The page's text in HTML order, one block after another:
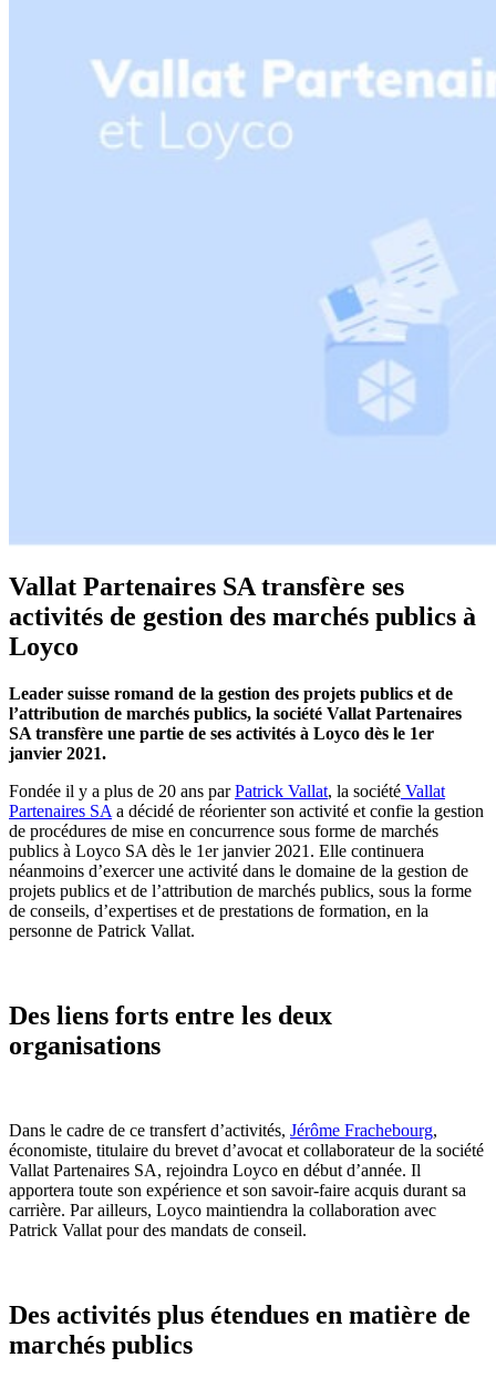
Vallat Partenaires SA transfère ses
activités de gestion des marchés publics à
Loyco
Leader suisse romand de la gestion des projets publics et de
l’attribution de marchés publics, la société Vallat Partenaires
SA transfère une partie de ses activités à Loyco dès le 1er
janvier 2021.
Fondée il y a plus de 20 ans parPatrick Vallat, la société Vallat
Partenaires SA a décidé de réorienter son activité et confie la gestion
de procédures de mise en concurrence sous forme de marchés
publics à Loyco SA dès le 1er janvier 2021. Elle continuera
néanmoins d’exercer une activité dans le domaine de la gestion de
projets publics et de l’attribution de marchés publics, sous la forme
de conseils, d’expertises et de prestations de formation, en la
personne de Patrick Vallat.
Des liens forts entre les deux
organisations
Dans le cadre de ce transfert d’activités, Jérôme Frachebourg,
économiste, titulaire du brevet d’avocat et collaborateur de la société
Vallat Partenaires SA, rejoindra Loyco en début d’année. Il
apportera toute son expérience et son savoir-faire acquis durant sa
carrière. Par ailleurs, Loyco maintiendra la collaboration avec
Patrick Vallat pour des mandats de conseil.
Des activités plus étendues en matière de
marchés publics